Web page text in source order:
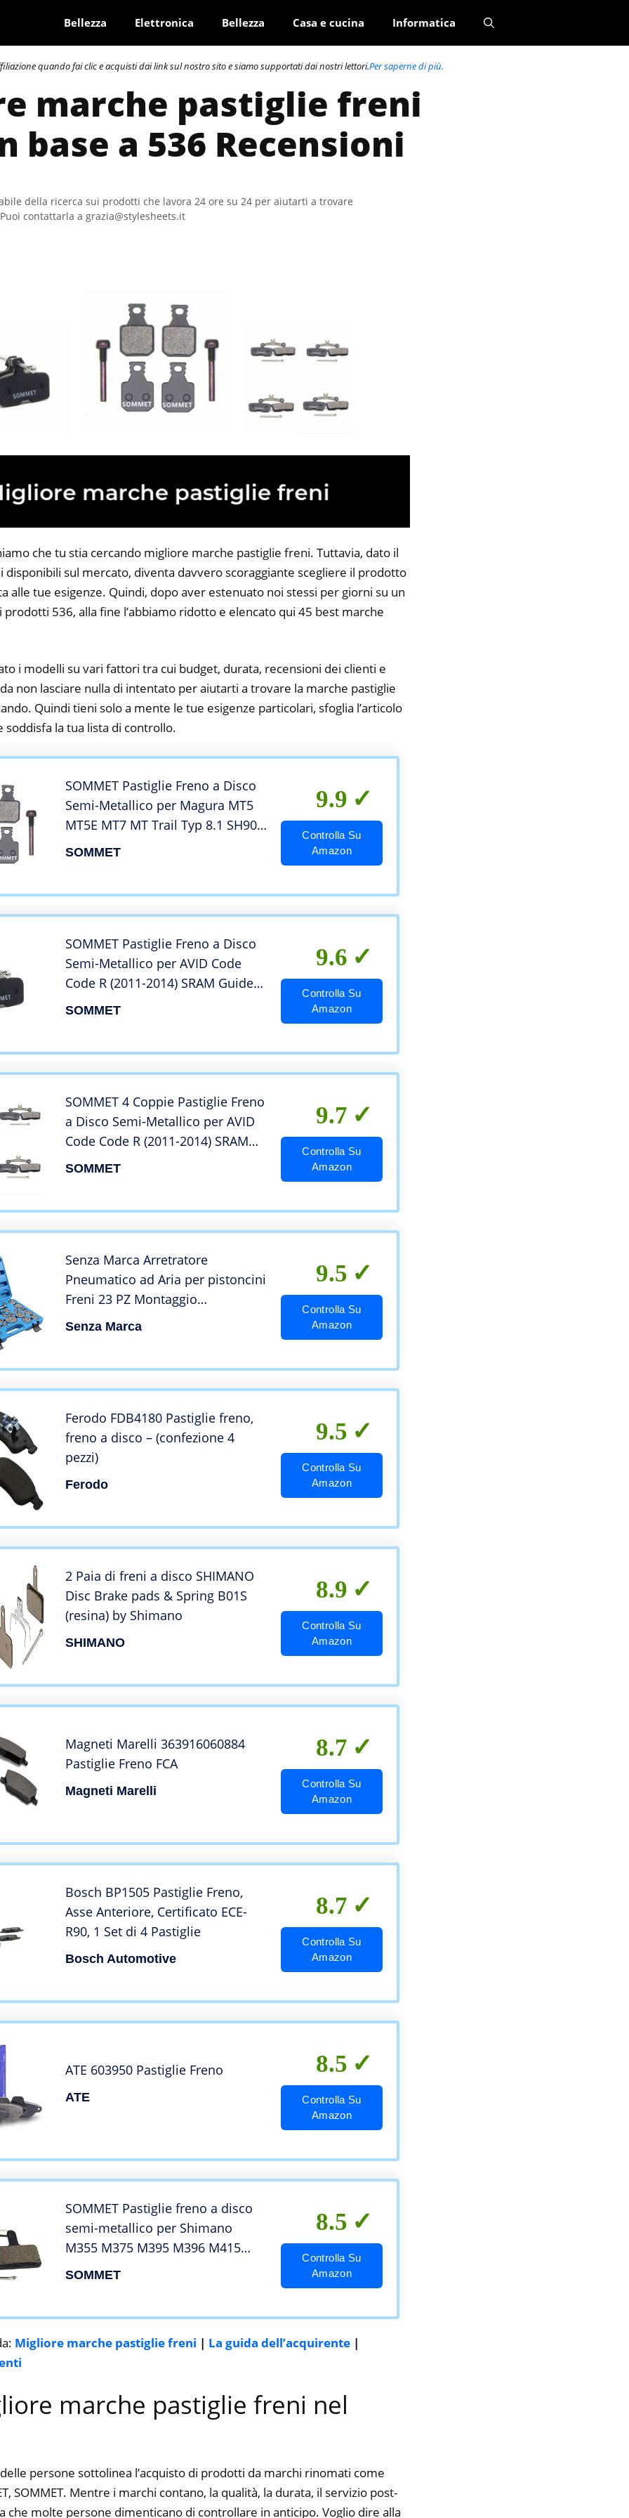
Bellezza Elettronica Bellezza Casa e cucina Informatica
quando fai clic e acquisti dai link sul nostro sito e siamo supportati dai nostri lettori.Per saperne di più.
marche pastiglie freni
base a 536 Recensioni
della ricerca sui prodotti che lavora 24 ore su 24 per aiutarti a trovare
contattarla a grazia@stylesheets.it
che tu stia cercando migliore marche pastiglie freni. Tuttavia, dato il
disponibili sul mercato, diventa davvero scoraggiante scegliere il prodotto
alle tue esigenze. Quindi, dopo aver estenuato noi stessi per giorni su un
536, alla fine l’abbiamo ridotto e elencato qui 45 best marche
i modelli su vari fattori tra cui budget, durata, recensioni dei clienti e
non lasciare nulla di intentato per aiutarti a trovare la marche pastiglie
Quindi tieni solo a mente le tue esigenze particolari, sfoglia l’articolo
soddisfa la tua lista di controllo.
SOMMET Pastiglie Freno a Disco
Semi-Metallico per Magura MT5
MT5E MT7 MT Trail Typ 8.1 SH901
M5 M7
SOMMET
9.9
Controlla Su
Amazon
SOMMET Pastiglie Freno a Disco
Semi-Metallico per AVID Code
Code R (2011-2014) SRAM Guide
RE Code Sattel Code RSC 2018
SOMMET
9.6
Controlla Su
Amazon
SOMMET 4 Coppie Pastiglie Freno
a Disco Semi-Metallico per AVID
Code Code R (2011-2014) SRAM
Guide RE Code Sattel Code RSC
SOMMET
9.7
Controlla Su
Amazon
Senza Marca Arretratore
Pneumatico ad Aria per pistoncini
Freni 23 PZ Montaggio
smontaggio
Senza Marca
9.5
Controlla Su
Amazon
Ferodo FDB4180 Pastiglie freno,
freno a disco – (confezione 4
pezzi)
Ferodo
9.5
Controlla Su
Amazon
2 Paia di freni a disco SHIMANO
Disc Brake pads & Spring B01S
(resina) by Shimano
SHIMANO
8.9
Controlla Su
Amazon
Magneti Marelli 363916060884
Pastiglie Freno FCA
Magneti Marelli
8.7
Controlla Su
Amazon
Bosch BP1505 Pastiglie Freno,
Asse Anteriore, Certificato ECE-
R90, 1 Set di 4 Pastiglie
Bosch Automotive
8.7
Controlla Su
Amazon
ATE 603950 Pastiglie Freno
ATE
8.5
Controlla Su
Amazon
SOMMET Pastiglie freno a disco
semi-metallico per Shimano
M355 M375 M395 M396 M415
M416 M445 M446 M447 M465
SOMMET
8.5
Controlla Su
Amazon
Migliore marche pastiglie freni | La guida dell’acquirente |
marche pastiglie freni nel
persone sottolinea l’acquisto di prodotti da marchi rinomati come
SOMMET. Mentre i marchi contano, la qualità, la durata, il servizio post-
che molte persone dimenticano di controllare in anticipo. Voglio dire alla